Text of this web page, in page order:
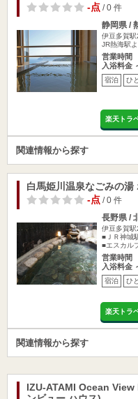
-点/ 0 件
静岡県 /
伊豆多賀
JR熱海駅
営業時間
入浴料金
宿泊 ひ
楽天トラ
関連情報から探す
白馬姫川温泉なごみの湯
-点/ 0 件
長野県 /
伊豆多賀
■ＪＲ神城
■エスカル
営業時間
入浴料金
宿泊 ひ
楽天トラ
関連情報から探す
IZU-ATAMI Ocean View